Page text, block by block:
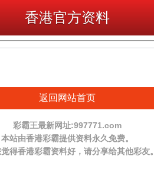
香港官方资料
返回网站首页
彩霸王最新网址:997771.com
本站由香港彩霸提供资料永久免费。
得香港彩霸资料好，请分享给其他彩友。